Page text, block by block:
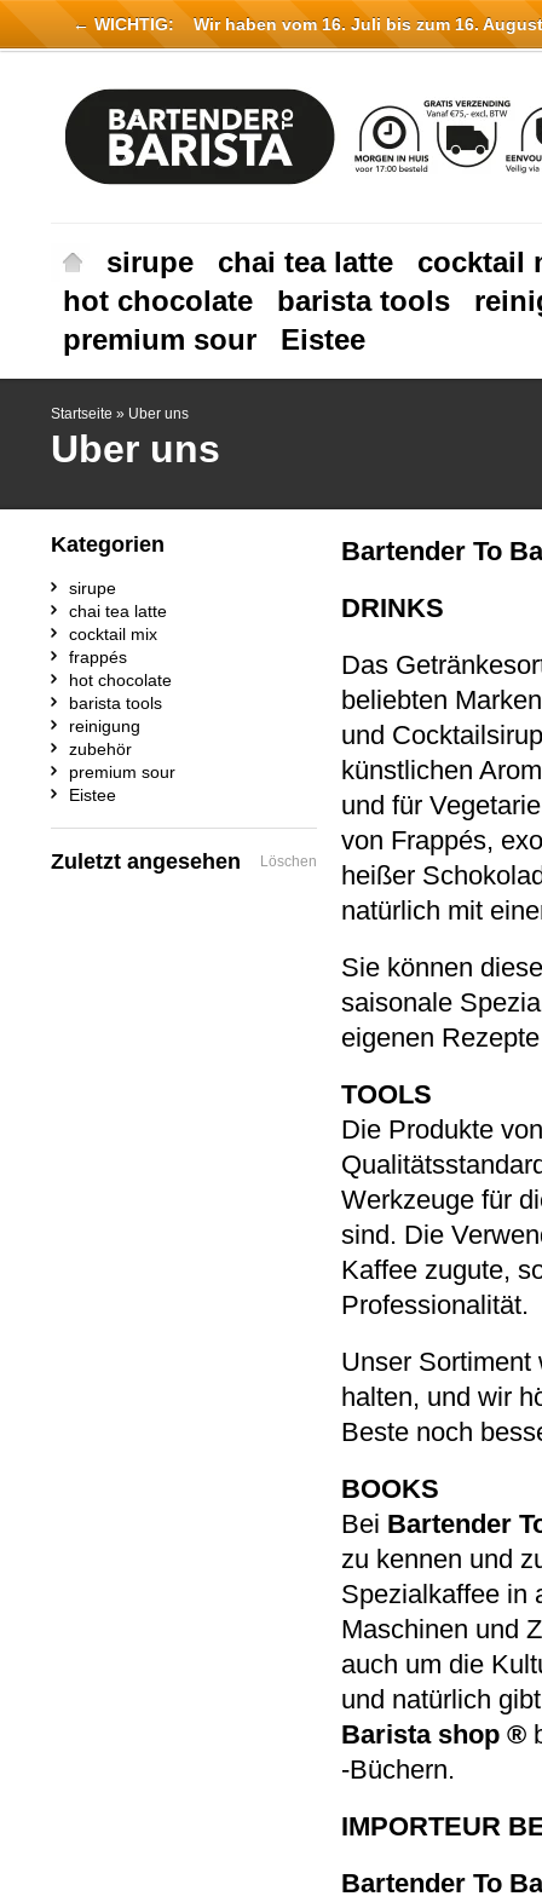
sirupe chai tea latte
cocktail
hot chocolate
barista tools
premium sour
Eistee
Startseite » Uber uns
Uber uns
Bartender To
DRINKS
Das
beliebten
und
künstlichen
und für
von Frappés,
heißer
natürlich mit
Sie können
saisonale
eigenen
TOOLS
Die Produkte
Werkzeuge für
sind. Die
Kaffee zugute,
Professionalität.
Unser Sortiment
halten, und wir
Beste noch
BOOKS
Bei Bartender
zu kennen und
Spezialkaffee in
Maschinen und
auch um die
und natürlich
Barista shop ®
-Büchern.
IMPORTEUR
Bartender To
Kategorien
sirupe
chai tea latte
cocktail mix
frappés
hot chocolate
barista tools
reinigung
zubehör
premium sour
Eistee
Zuletzt angesehen Löschen
← WICHTIG: Wir haben vom 16. Juli bis zum 16.